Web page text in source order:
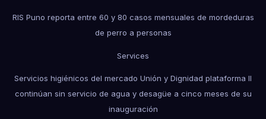
RIS Puno reporta entre 60 y 80 casos mensuales de mordeduras
de perro a personas
Services
Servicios higiénicos del mercado Unión y Dignidad plataforma II
continúan sin servicio de agua y desagüe a cinco meses de su
inauguración